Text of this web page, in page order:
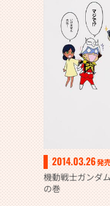
2014.03.26発
機動戦士ガンダ
の巻